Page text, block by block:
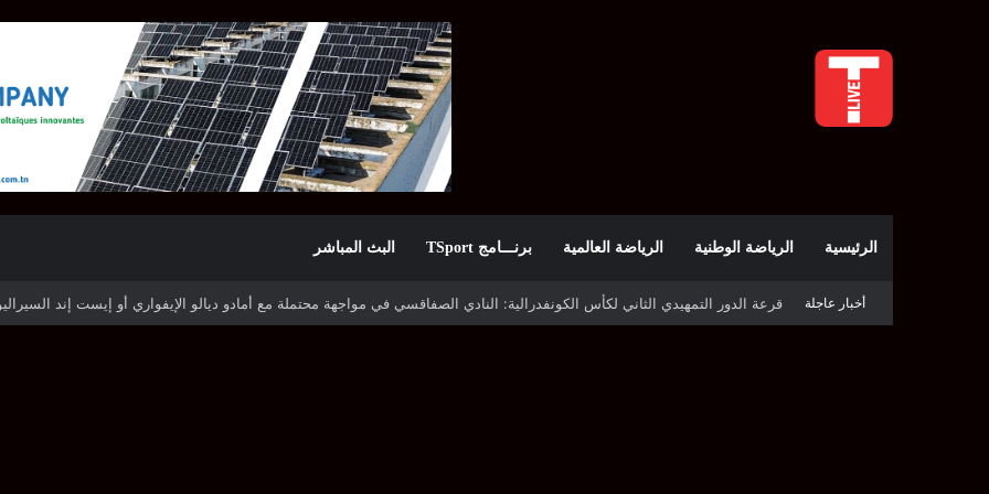
الرئيسية الرياضة الوطنية الرياضة العالمية برنـــامج TSport البث المباشر
أخبار عاجلة